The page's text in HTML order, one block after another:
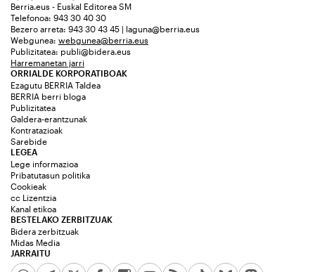
Berria.eus - Euskal Editorea SM
Telefonoa: 943 30 40 30
Bezero arreta: 943 30 43 45 | laguna@berria.eus
Webgunea: webgunea@berria.eus
Publizitatea: publi@bidera.eus
Harremanetan jarri
ORRIALDE KORPORATIBOAK
Ezagutu BERRIA Taldea
BERRIA berri bloga
Publizitatea
Galdera-erantzunak
Kontratazioak
Sarebide
JARRAITU
LEGEA
Lege informazioa
Pribatutasun politika
Cookieak
cc Lizentzia
Kanal etikoa
BESTELAKO ZERBITZUAK
Bidera zerbitzuak
Midas Media